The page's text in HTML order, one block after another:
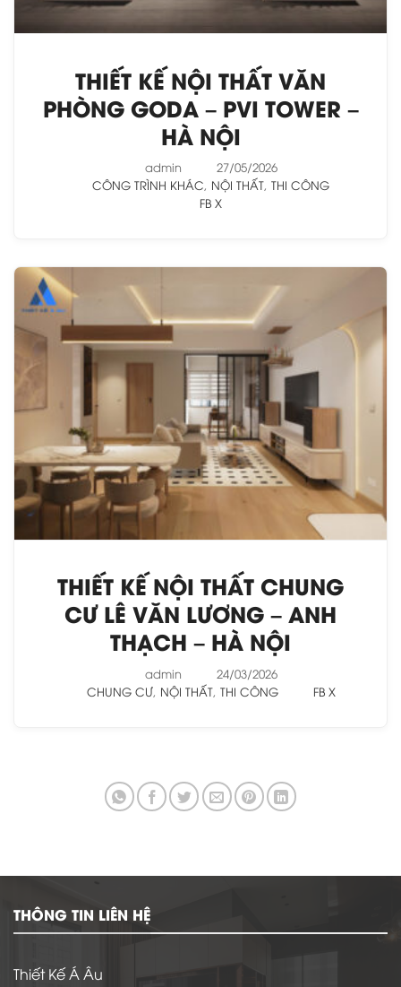
THIẾT KẾ NỘI THẤT VĂN
PHÒNG GODA – PVI TOWER –
HÀ NỘI
admin
27/05/2026
CÔNG TRÌNH KHÁC, NỘI THẤT, THI CÔNG
FB X
THIẾT KẾ NỘI THẤT CHUNG
CƯ LÊ VĂN LƯƠNG – ANH
THẠCH – HÀ NỘI
admin
24/03/2026
CHUNG CƯ, NỘI THẤT, THI CÔNG FB X
THÔNG TIN LIÊN HỆ
Thiết Kế Á Âu